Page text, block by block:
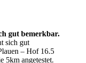
gut bemerkbar.
sich gut
– Hof 16.5
5km angetestet.